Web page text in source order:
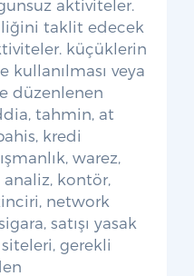
aktiviteler.
taklit edecek
küçüklerin
kullanılması veya
düzenlenen
tahmin, at
kredi
warez,
analiz, kontör,
network
satışı yasak
gerekli